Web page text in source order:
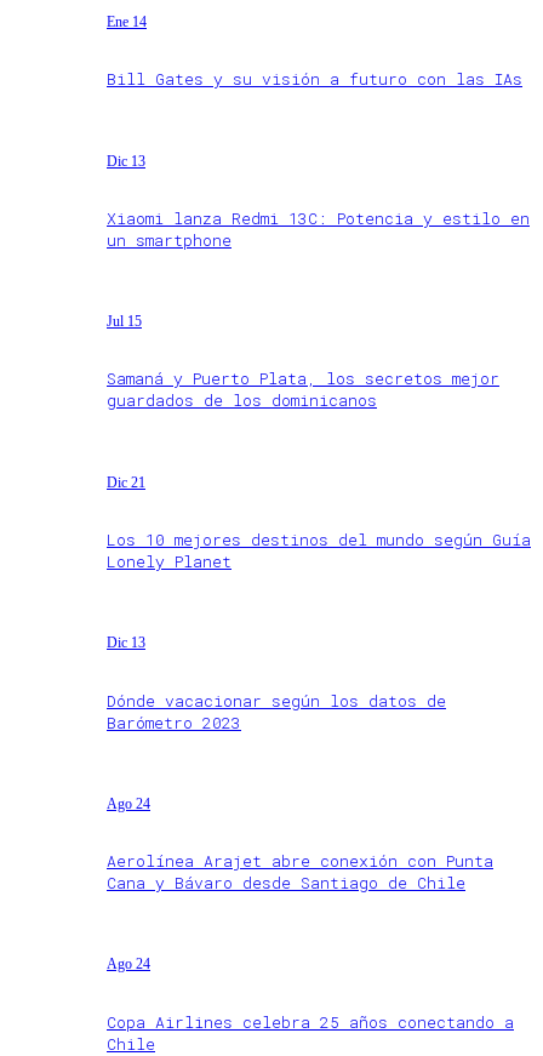
Ene 14
Bill Gates y su visión a futuro con las IAs
Dic 13
Xiaomi lanza Redmi 13C: Potencia y estilo en
un smartphone
Jul 15
Samaná y Puerto Plata, los secretos mejor
guardados de los dominicanos
Dic 21
Los 10 mejores destinos del mundo según Guía
Lonely Planet
Dic 13
Dónde vacacionar según los datos de
Barómetro 2023
Ago 24
Aerolínea Arajet abre conexión con Punta
Cana y Bávaro desde Santiago de Chile
Ago 24
Copa Airlines celebra 25 años conectando a
Chile